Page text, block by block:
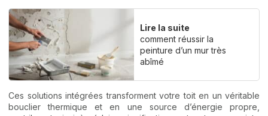
Lire la suite
comment réussir la
peinture d’un mur très
abîmé
Ces solutions intégrées transforment votre toit en un véritable
bouclier thermique et en une source d’énergie propre,